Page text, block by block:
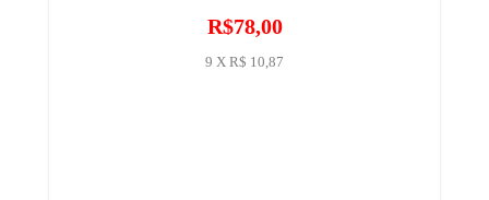
R$78,00
9 X R$ 10,87